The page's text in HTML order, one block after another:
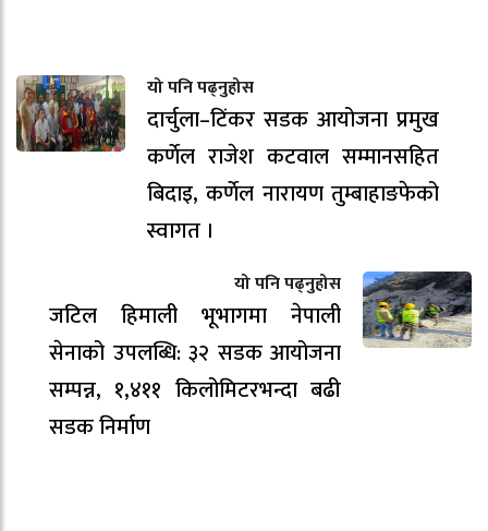
यो पनि पढ्नुहोस
दार्चुला–टिंकर सडक आयोजना प्रमुख
कर्णेल राजेश कटवाल सम्मानसहित
बिदाइ, कर्णेल नारायण तुम्बाहाङफेको
स्वागत ।
यो पनि पढ्नुहोस
जटिल हिमाली भूभागमा नेपाली
सेनाको उपलब्धि: ३२ सडक आयोजना
सम्पन्न, १,४११ किलोमिटरभन्दा बढी
सडक निर्माण